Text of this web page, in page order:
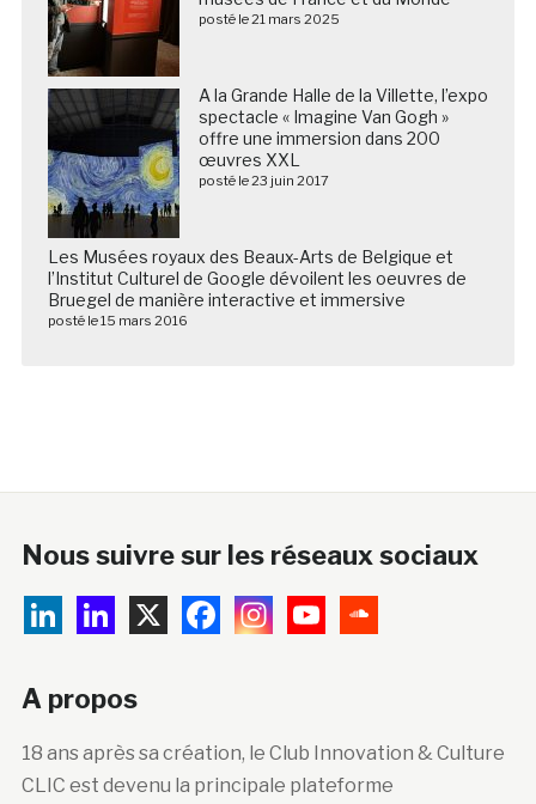
posté le 21 mars 2025
A la Grande Halle de la Villette, l’expo
spectacle « Imagine Van Gogh »
offre une immersion dans 200
œuvres XXL
posté le 23 juin 2017
Les Musées royaux des Beaux-Arts de Belgique et
l’Institut Culturel de Google dévoilent les oeuvres de
Bruegel de manière interactive et immersive
posté le 15 mars 2016
Nous suivre sur les réseaux sociaux
A propos
18 ans après sa création, le Club Innovation & Culture
CLIC est devenu la principale plateforme